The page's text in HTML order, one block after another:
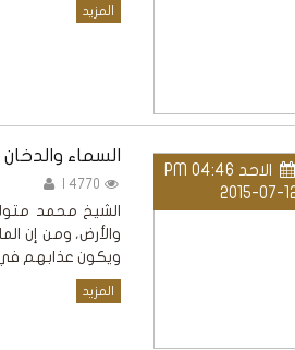
المزيد
الاحد PM 04:46
2015-07-
السماء
الشيخ محمد
والأرض، ومن إن
ويكون عذابهم في
المزيد